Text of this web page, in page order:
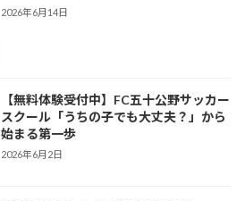
2026年6月14日
【無料体験受付中】FC五十公野サッカー
スクール「うちの子でも大丈夫？」から
始まる第一歩
2026年6月2日